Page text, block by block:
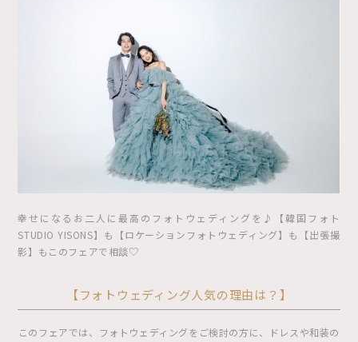
幸せになるお二人に最高のフォトウェディングを♪【韓国フォト
STUDIO YISONS】も【ロケーションフォトウェディング】も【出張撮
影】もこのフェアで相談♡
【フォトウェディング人気の理由は？】
このフェアでは、フォトウェディングをご検討の方に、ドレスや和装の